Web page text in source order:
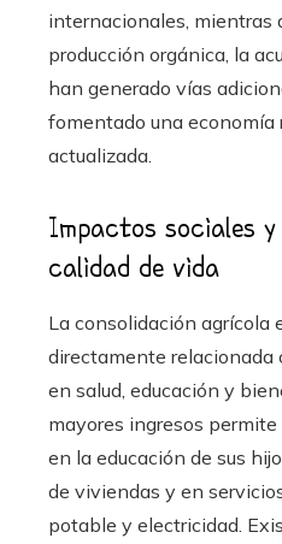
internacionales, mientras
producción orgánica, la
han generado vías
fomentado una economía
actualizada.
Impactos sociales
calidad de vida
La consolidación agrícola
directamente relacionada
en salud, educación y
mayores ingresos
en la educación de sus
de viviendas y en
potable y electricidad.